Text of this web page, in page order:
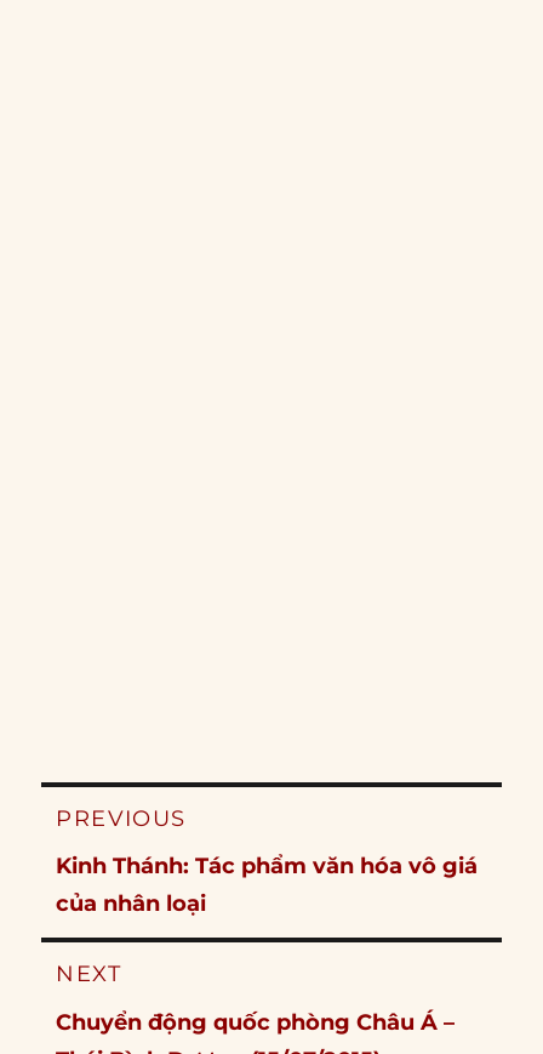
Post
PREVIOUS
Previous
post:
Kinh Thánh: Tác phẩm văn hóa vô giá
của nhân loại
NEXT
Next
Chuyển động quốc phòng Châu Á –